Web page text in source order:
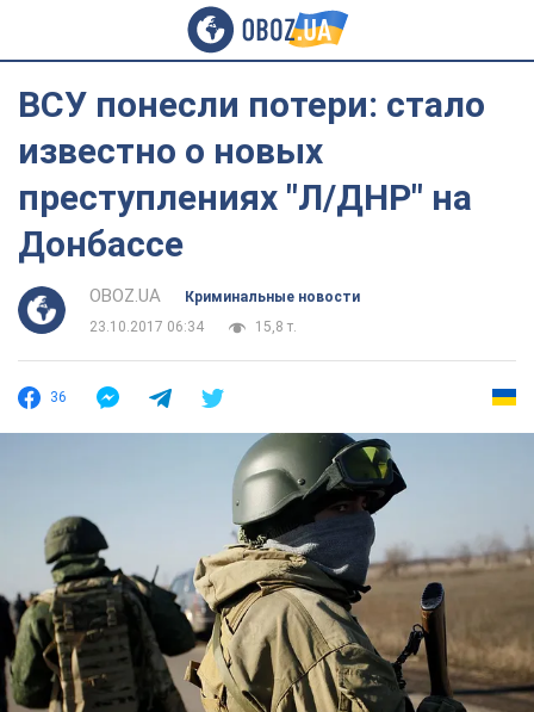
ВСУ понесли потери: стало
известно о новых
преступлениях "Л/ДНР" на
Донбассе
OBOZ.UA
Криминальные новости
23.10.2017 06:34
15,8 т.
36